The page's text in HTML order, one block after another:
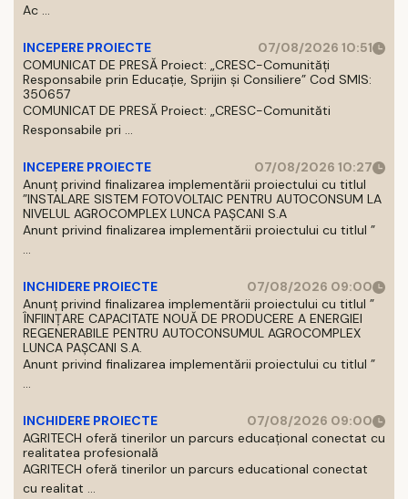
Ac ...
INCEPERE PROIECTE
07/08/2026 10:51
COMUNICAT DE PRESĂ Proiect: „CRESC-Comunități
Responsabile prin Educație, Sprijin și Consiliere” Cod SMIS:
350657
COMUNICAT DE PRESĂ Proiect: „CRESC-Comunităti
Responsabile pri ...
INCEPERE PROIECTE
07/08/2026 10:27
Anunț privind finalizarea implementării proiectului cu titlul
”INSTALARE SISTEM FOTOVOLTAIC PENTRU AUTOCONSUM LA
NIVELUL AGROCOMPLEX LUNCA PAȘCANI S.A
Anunt privind finalizarea implementării proiectului cu titlul ”
...
INCHIDERE PROIECTE
07/08/2026 09:00
Anunț privind finalizarea implementării proiectului cu titlul ”
ÎNFIINȚARE CAPACITATE NOUĂ DE PRODUCERE A ENERGIEI
REGENERABILE PENTRU AUTOCONSUMUL AGROCOMPLEX
LUNCA PAȘCANI S.A.
Anunt privind finalizarea implementării proiectului cu titlul ”
...
INCHIDERE PROIECTE
07/08/2026 09:00
AGRITECH oferă tinerilor un parcurs educațional conectat cu
realitatea profesională
AGRITECH oferă tinerilor un parcurs educational conectat
cu realitat ...